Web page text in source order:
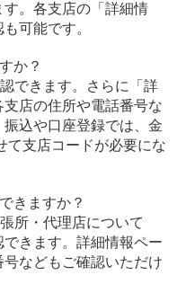
。各支店の「詳細情
可能です。
か？
できます。さらに「詳
店の住所や電話番号な
込や口座登録では、金
て支店コードが必要にな
きますか？
所・代理店について
きます。詳細情報ペー
などもご確認いただけ